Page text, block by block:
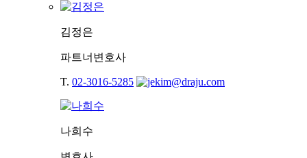
김정은
파트너변호사
T. 02-3016-5285
나희수